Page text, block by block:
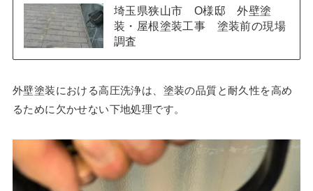
埼玉県狭山市 O様邸 外壁塗
装・屋根塗装工事 塗装前の現場
調査
外壁塗装における高圧洗浄は、塗装の品質と耐久性を高め
るために欠かせない下地処理です。